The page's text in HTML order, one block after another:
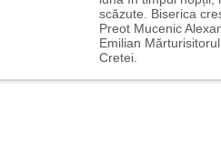
scăzute. Biserica
Preot Mucenic
Emilian
Cretei.